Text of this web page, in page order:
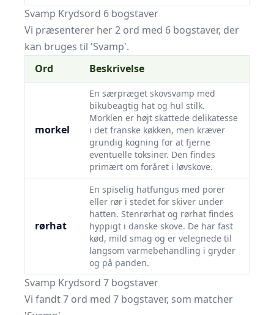
Svamp Krydsord 6 bogstaver
Vi præsenterer her 2 ord med 6 bogstaver, der
kan bruges til 'Svamp'.
Ord
Beskrivelse
morkel
En særpræget skovsvamp med
bikubeagtig hat og hul stilk.
Morklen er højt skattede delikatesse
i det franske køkken, men kræver
grundig kogning for at fjerne
eventuelle toksiner. Den findes
primært om foråret i løvskove.
rørhat
En spiselig hatfungus med porer
eller rør i stedet for skiver under
hatten. Stenrørhat og rørhat findes
hyppigt i danske skove. De har fast
kød, mild smag og er velegnede til
langsom varmebehandling i gryder
og på panden.
Svamp Krydsord 7 bogstaver
Vi fandt 7 ord med 7 bogstaver, som matcher